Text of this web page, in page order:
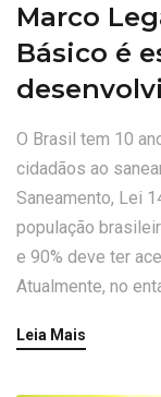
Marco
Básico é
O Brasil tem 10
cidadãos ao
Saneamento, Lei
população
e 90% deve ter
Atualmente, no
Leia Mais